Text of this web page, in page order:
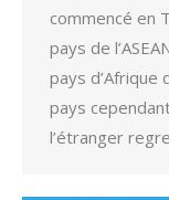
commencé en
pays de
pays d’Afrique
pays
l’étranger